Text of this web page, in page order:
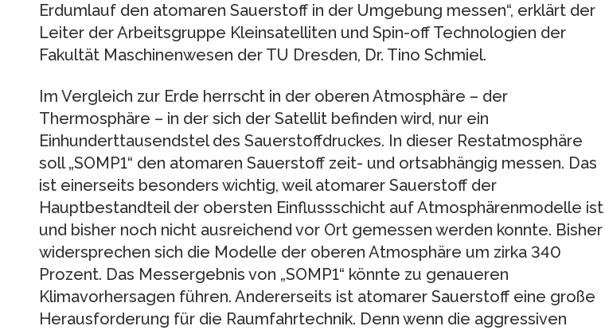
Erdumlauf den atomaren Sauerstoff in der Umgebung messen“, erklärt der
Leiter der Arbeitsgruppe Kleinsatelliten und Spin-off Technologien der
Fakultät Maschinenwesen der TU Dresden, Dr. Tino Schmiel.
Im Vergleich zur Erde herrscht in der oberen Atmosphäre – der
Thermosphäre – in der sich der Satellit befinden wird, nur ein
Einhunderttausendstel des Sauerstoffdruckes. In dieser Restatmosphäre
soll „SOMP1“ den atomaren Sauerstoff zeit- und ortsabhängig messen. Das
ist einerseits besonders wichtig, weil atomarer Sauerstoff der
Hauptbestandteil der obersten Einflussschicht auf Atmosphärenmodelle ist
und bisher noch nicht ausreichend vor Ort gemessen werden konnte. Bisher
widersprechen sich die Modelle der oberen Atmosphäre um zirka 340
Prozent. Das Messergebnis von „SOMP1“ könnte zu genaueren
Klimavorhersagen führen. Andererseits ist atomarer Sauerstoff eine große
Herausforderung für die Raumfahrtechnik. Denn wenn die aggressiven